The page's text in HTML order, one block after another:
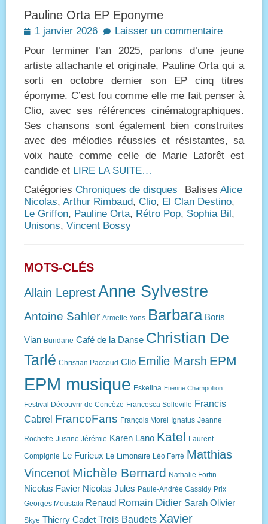
Pauline Orta EP Eponyme
Posted
1 janvier 2026
Laisser un commentaire
Pour terminer l’an 2025, parlons d’une jeune
artiste attachante et originale, Pauline Orta qui a
sorti en octobre dernier son EP cinq titres
éponyme. C’est fou comme elle me fait penser à
Clio, avec ses références cinématographiques.
Ses chansons sont également bien construites
avec des mélodies réussies et résistantes, sa
voix haute comme celle de Marie Laforêt est
candide et LIRE LA SUITE…
Catégories Chroniques de disques Balises Alice
Nicolas, Arthur Rimbaud, Clio, El Clan Destino,
Le Griffon, Pauline Orta, Rétro Pop, Sophia Bil,
Unisons, Vincent Bossy
MOTS-CLÉS
Allain LeprestAnne Sylvestre
Antoine Sahler Armelle Yons Barbara Boris
Vian Buridane Café de la Danse Christian De
Tarlé Christian Paccoud Clio Emilie Marsh EPM
EPM musique Eskelina Etienne Champollion
Festival Découvrir de Concèze Francesca Solleville Francis
Cabrel FrancoFans François Morel Ignatus Jeanne
Rochette Justine Jérémie Karen Lano Katel Laurent
Compignie Le Furieux Le Limonaire Léo Ferré Matthias
Vincenot Michèle Bernard Nathalie Fortin
Nicolas Favier Nicolas Jules Paule-Andrée Cassidy Prix
Georges Moustaki Renaud Romain Didier Sarah Olivier
Skye Thierry Cadet Trois Baudets Xavier